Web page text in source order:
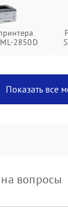
2850D
Показать все
на вопросы